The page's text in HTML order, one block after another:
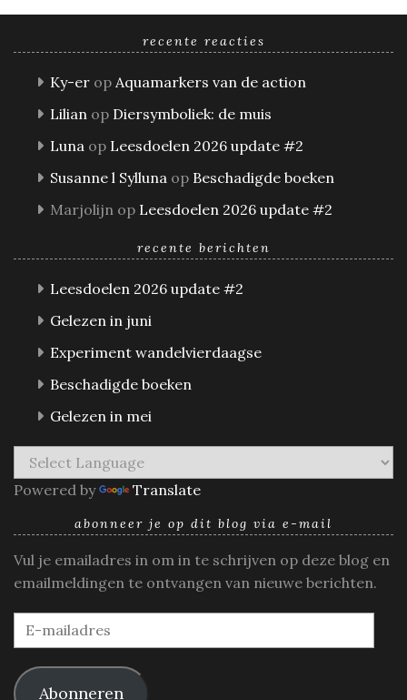
recente reacties
Ky-er op Aquamarkers van de action
Lilian op Diersymboliek: de muis
Luna op Leesdoelen 2026 update #2
Susanne l Sylluna op Beschadigde boeken
Marjolijn op Leesdoelen 2026 update #2
recente berichten
Leesdoelen 2026 update #2
Gelezen in juni
Experiment wandelvierdaagse
Beschadigde boeken
Gelezen in mei
Powered by Translate
abonneer je op dit blog via e-mail
Vul je emailadres in om in te schrijven op deze blog en
emailmeldingen te ontvangen van nieuwe berichten.
E-
mailadres
Abonneren